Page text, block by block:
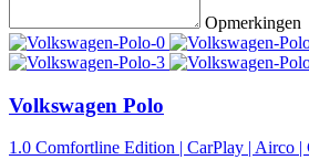
Opmerkingen
Volkswagen Polo
1.0 Comfortline Edition | CarPlay | Airco |